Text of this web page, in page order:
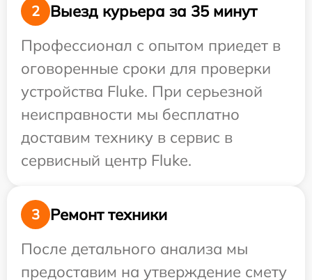
2
Выезд курьера за 35 минут
Профессионал с опытом приедет в
оговоренные сроки для проверки
устройства Fluke. При серьезной
неисправности мы бесплатно
доставим технику в сервис в
сервисный центр Fluke.
3
Ремонт техники
После детального анализа мы
предоставим на утверждение смету